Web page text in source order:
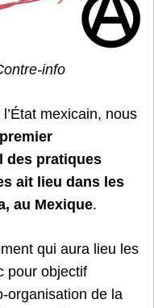
info
mexicain, nous
premier
des pratiques
ait lieu dans les
au Mexique.
qui aura lieu les
pour objectif
organisation de la